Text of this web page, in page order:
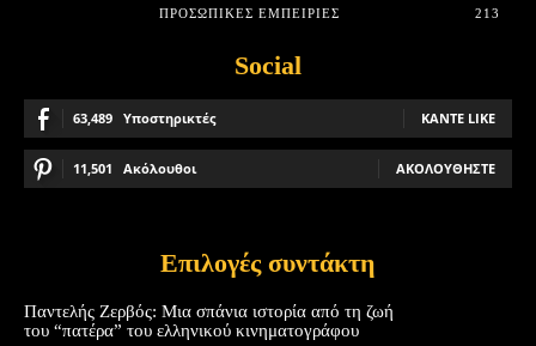
ΠΡΟΣΩΠΙΚΈΣ ΕΜΠΕΙΡΊΕΣ
213
Social
63,489 Υποστηρικτές ΚΆΝΤΕ LIKE
11,501 Ακόλουθοι ΑΚΟΛΟΥΘΉΣΤΕ
Επιλογές συντάκτη
Παντελής Ζερβός: Μια σπάνια ιστορία από τη ζωή
του “πατέρα” του ελληνικού κινηματογράφου